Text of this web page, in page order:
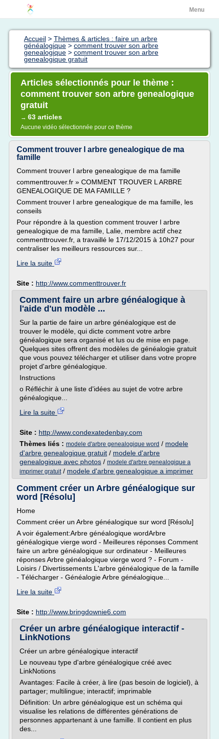
Menu
Accueil > Thèmes & articles : faire un arbre
généalogique > comment trouver son arbre
genealogique > comment trouver son arbre
genealogique gratuit
Articles sélectionnés pour le thème :
comment trouver son arbre genealogique
gratuit
→ 63 articles
Aucune vidéo sélectionnée pour ce thème
Comment trouver l arbre genealogique de ma
famille
Comment trouver l arbre genealogique de ma famille
commenttrouver.fr » COMMENT TROUVER L ARBRE
GENEALOGIQUE DE MA FAMILLE ?
Comment trouver l arbre genealogique de ma famille, les
conseils
Pour répondre à la question comment trouver l arbre
genealogique de ma famille, Lalie, membre actif chez
commenttrouver.fr, a travaillé le 17/12/2015 à 10h27 pour
centraliser les meilleurs ressources sur...
Lire la suite
Site : http://www.commenttrouver.fr
Comment faire un arbre généalogique à
l'aide d'un modèle ...
Sur la partie de faire un arbre généalogique est de
trouver le modèle, qui dicte comment votre arbre
généalogique sera organisé et lus ou de mise en page.
Quelques sites offrent des modèles de généalogie gratuit
que vous pouvez télécharger et utiliser dans votre propre
projet d'arbre généalogique.
Instructions
o Réfléchir à une liste d'idées au sujet de votre arbre
généalogique...
Lire la suite
Site : http://www.condexatedenbay.com
Thèmes liés : modele d'arbre genealogique word / modele
d'arbre genealogique gratuit / modele d'arbre
genealogique avec photos / modele d'arbre genealogique a
imprimer gratuit/ modele d'arbre genealogique a imprimer
Comment créer un Arbre généalogique sur
word [Résolu]
Home
Comment créer un Arbre généalogique sur word [Résolu]
A voir également:Arbre généalogique wordArbre
généalogique vierge word - Meilleures réponses Comment
faire un arbre généalogique sur ordinateur - Meilleures
réponses Arbre généalogique vierge word ? - Forum -
Loisirs / Divertissements L'arbre généalogique de la famille
- Télécharger - Généalogie Arbre généalogique...
Lire la suite
Site : http://www.bringdownie6.com
Créer un arbre généalogique interactif -
LinkNotions
Créer un arbre généalogique interactif
Le nouveau type d'arbre généalogique créé avec
LinkNotions
Avantages: Facile à créer, à lire (pas besoin de logiciel), à
partager; multilingue; interactif; imprimable
Définition: Un arbre généalogique est un schéma qui
visualise les relations de différentes générations de
personnes appartenant à une famille. Il contient en plus
des...